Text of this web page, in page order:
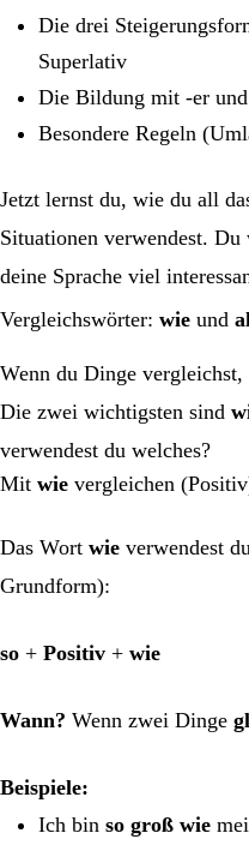
Die drei
Superlativ
Die Bildung mit -er und
Besondere Regeln
Jetzt lernst du, wie du all
Situationen verwendest. Du
deine Sprache viel
Vergleichswörter: wie und
Wenn du Dinge
Die zwei wichtigsten sind
verwendest du welches?
Mit wie vergleichen
Das Wort wie verwendest
Grundform):
so + Positiv + wie
Wann? Wenn zwei Dinge
Beispiele:
Ich bin so groß wie